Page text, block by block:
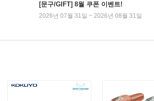
[문구/GIFT] 8월 쿠폰 이벤트!
2026년 07월 31일 ~ 2026년 08월 31일